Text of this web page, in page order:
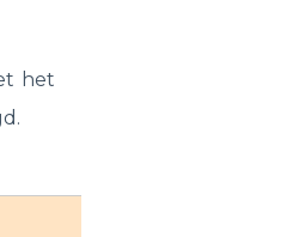
het